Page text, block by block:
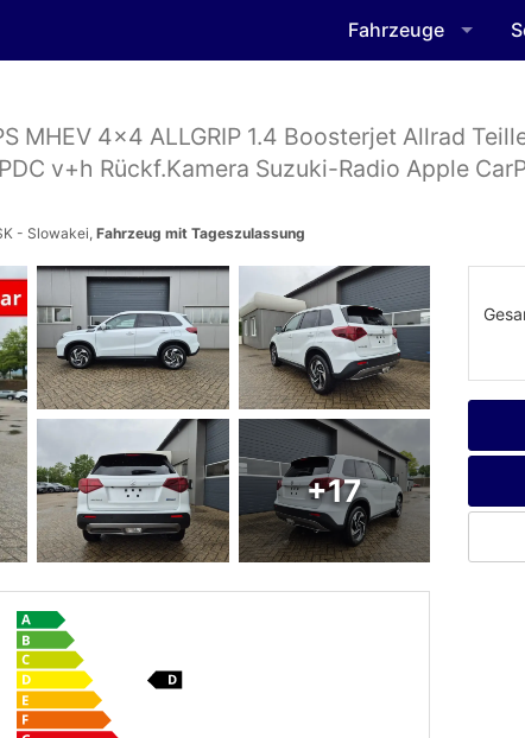
Fahrzeuge
MHEV 4x4 ALLGRIP 1.4 Boosterjet Allrad
v+h Rückf.Kamera Suzuki-Radio Apple
- Slowakei, Fahrzeug mit Tageszulassung
+17